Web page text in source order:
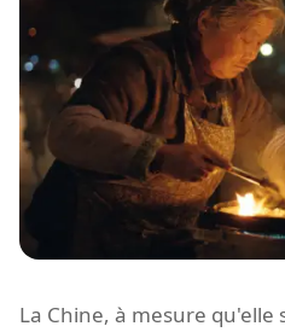
La Chine, à mesure qu'elle